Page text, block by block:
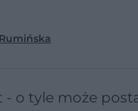
- o tyle może